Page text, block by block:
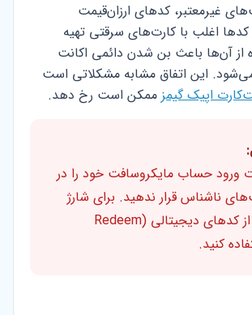
غیرمعتبر، کدهای ارزان‌قیمت
اغلب با کارت‌های سرقتی تهیه
از آن‌ها باعث بن شدن دائمی اکانت
این اتفاق مشابه مشکلاتی است
اپیک گیمز ممکن است رخ دهد.
ورود حساب مایکروسافت خود را در
ناشناس قرار ندهید. برای شارژ
اکانت، فقط از کدهای دیجیتالی (Redeem